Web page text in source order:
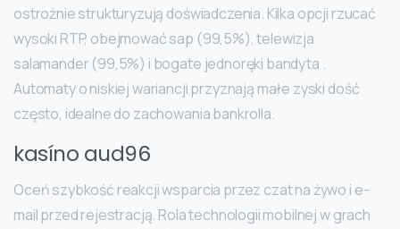
ostrożnie strukturyzują doświadczenia. Kilka opcji rzucać
wysoki RTP, obejmować sap (99,5%), telewizja
salamander (99,5%) i bogate jednoręki bandyta .
Automaty o niskiej wariancji przyznają małe zyski dość
często, idealne do zachowania bankrolla.
kasíno aud96
Oceń szybkość reakcji wsparcia przez czat na żywo i e-
mail przed rejestracją. Rola technologii mobilnej w grach